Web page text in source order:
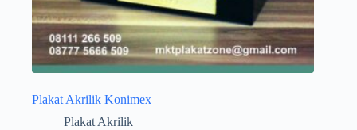
Plakat Akrilik Konimex
Plakat Akrilik